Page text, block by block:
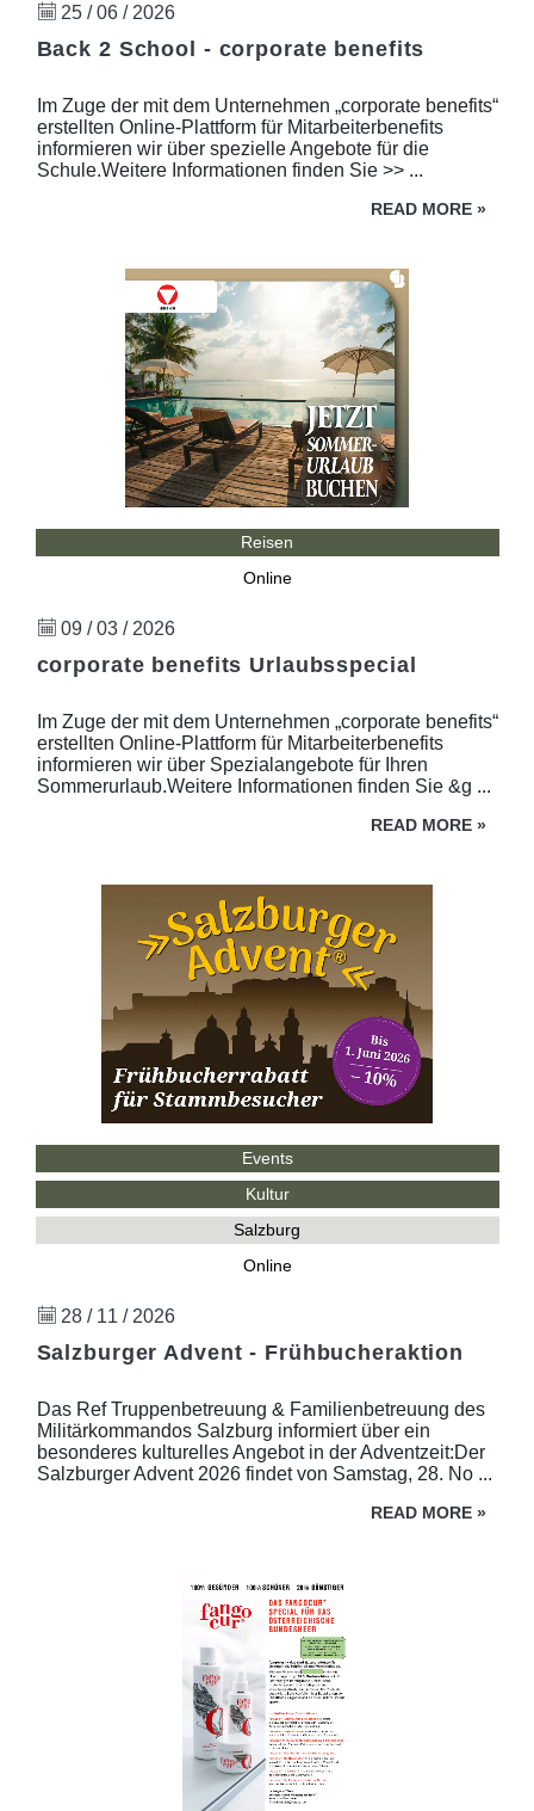
25 / 06 / 2026
Back 2 School - corporate benefits
Im Zuge der mit dem Unternehmen „corporate benefits“
erstellten Online-Plattform für Mitarbeiterbenefits
informieren wir über spezielle Angebote für die
Schule.Weitere Informationen finden Sie >> ...
READ MORE »
Reisen
Online
09 / 03 / 2026
corporate benefits Urlaubsspecial
Im Zuge der mit dem Unternehmen „corporate benefits“
erstellten Online-Plattform für Mitarbeiterbenefits
informieren wir über Spezialangebote für Ihren
Sommerurlaub.Weitere Informationen finden Sie &g ...
READ MORE »
Events
Kultur
Salzburg
Online
28 / 11 / 2026
Salzburger Advent - Frühbucheraktion
Das Ref Truppenbetreuung & Familienbetreuung des
Militärkommandos Salzburg informiert über ein
besonderes kulturelles Angebot in der Adventzeit:Der
Salzburger Advent 2026 findet von Samstag, 28. No ...
READ MORE »